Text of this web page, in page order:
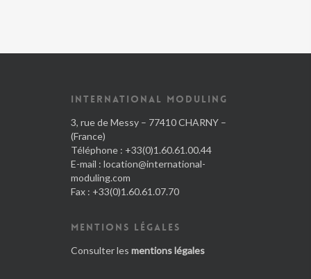
INTERNATIONAL MODULING
3, rue de Messy – 77410 CHARNY –
(France)
Téléphone : +33(0)1.60.61.00.44
E-mail : location@international-
moduling.com
Fax : +33(0)1.60.61.07.70
MENTIONS LÉGALES
Consulter les mentions légales